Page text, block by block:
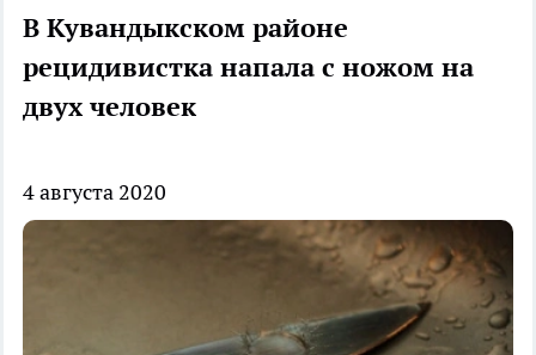
В Кувандыкском районе
рецидивистка напала с ножом на
двух человек
4 августа 2020